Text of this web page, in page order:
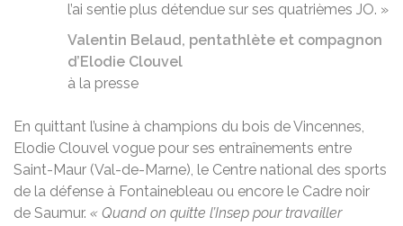
l’ai sentie plus détendue sur ses quatrièmes JO. »
Valentin Belaud, pentathlète et compagnon
d’Elodie Clouvel
à la presse
En quittant l’usine à champions du bois de Vincennes,
Elodie Clouvel vogue pour ses entraînements entre
Saint-Maur (Val-de-Marne), le Centre national des sports
de la défense à Fontainebleau ou encore le Cadre noir
de Saumur. « Quand on quitte l’Insep pour travailler